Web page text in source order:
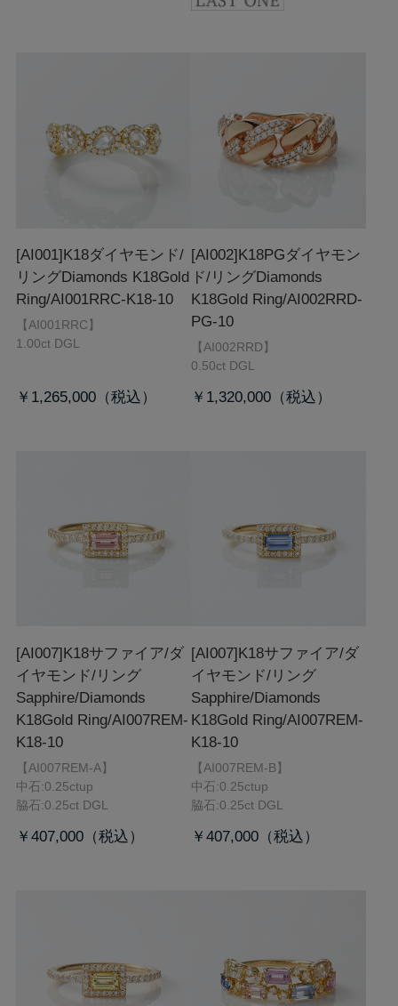
[AI001]K18ダイヤモンド/
リングDiamonds K18Gold
Ring/AI001RRC-K18-10
【AI001RRC】
1.00ct DGL
￥1,265,000
[AI002]K18PGダイヤモン
ド/リングDiamonds
K18Gold Ring/AI002RRD-
PG-10
【AI002RRD】
0.50ct DGL
￥1,320,000
[AI007]K18サファイア/ダ
イヤモンド/リング
Sapphire/Diamonds
K18Gold Ring/AI007REM-
K18-10
【AI007REM-A】
中石:0.25ctup
脇石:0.25ct DGL
￥407,000
[AI007]K18サファイア/ダ
イヤモンド/リング
Sapphire/Diamonds
K18Gold Ring/AI007REM-
K18-10
【AI007REM-B】
中石:0.25ctup
脇石:0.25ct DGL
￥407,000